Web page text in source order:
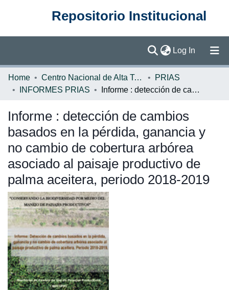
Repositorio Institucional
Log In (current)
Communities & Collections
Statistics
Home Centro Nacional de Alta Tecnología (CENAT)
PRIAS
INFORMES PRIAS
Informe : detección de cambios basados en la pérdida, ganancia y no cambio de cobertura arbórea asociado al paisaje productivo de palma aceitera, periodo 2018-2019
Informe : detección de cambios
basados en la pérdida, ganancia y
no cambio de cobertura arbórea
asociado al paisaje productivo de
palma aceitera, periodo 2018-2019